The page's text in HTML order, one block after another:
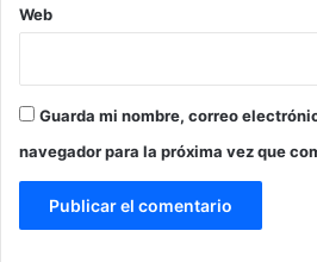
Web
Guarda mi nombre, correo
navegador para la próxima vez que